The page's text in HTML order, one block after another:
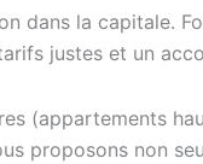
dans la capitale.
justes et un
(appartements
proposons non